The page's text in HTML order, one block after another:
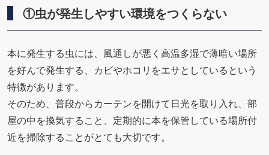
①虫が発生しやすい環境をつくらない
本に発生する虫には、風通しが悪く高温多湿で薄暗い場所
を好んで発生する、カビやホコリをエサとしているという
特徴があります。
そのため、普段からカーテンを開けて日光を取り入れ、部
屋の中を換気すること、定期的に本を保管している場所付
近を掃除することがとても大切です。